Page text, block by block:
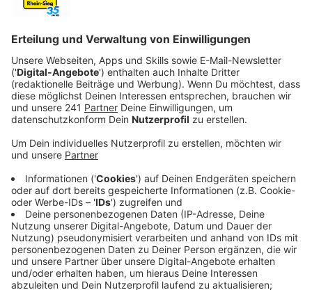
Jetzt den Radio Bonn/Rhein-Sieg-Skill aktivieren
Website auch für den Radio Bonn/Rhein-Sieg-Skill
verwenden.
Button "Starten" anklickst, werden auch deine uns auf
deinen Smart Speaker übertragen. Dies sorgt dafür, dass
auf beiden digitalen Angeboten deine Privatsphären-
Einstellungen gleich sind. Du behältst selbstverständlich
die volle Kontrolle über die Einstellungen und kannst diese
jederzeit über das Tool zum Verwalten von Einwilligungen
auf dieser Webseite anpassen. Weitere Informationen
findest Du unter der Überschrift „Skill für Amazon Alexa“ in